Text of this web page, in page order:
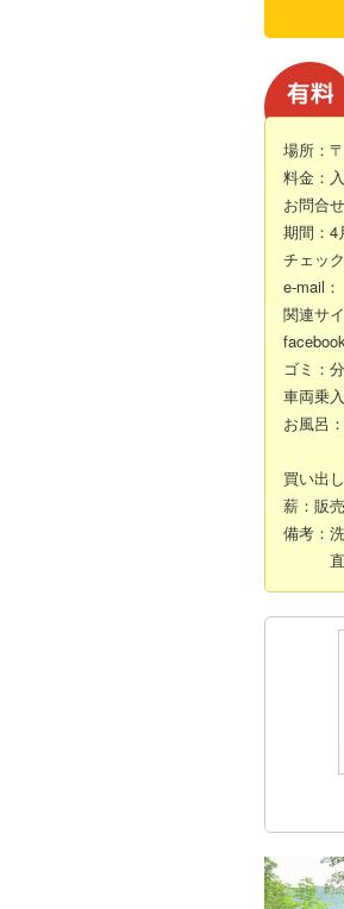
場所：
料金：
お問合
期間：4
チェッ
e-mail：
関連サ
ゴミ：
車両乗
お風呂
バイ
買い出
薪：販
備考：
直火